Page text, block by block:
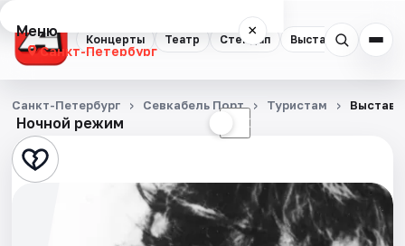
Концерты Театр Стендап Выставки
Меню ×
Санкт-Петербург
Концерты
Театр
Стендап
Ночной режим ☾
Санкт-Петербург Севкабель Порт Туристам